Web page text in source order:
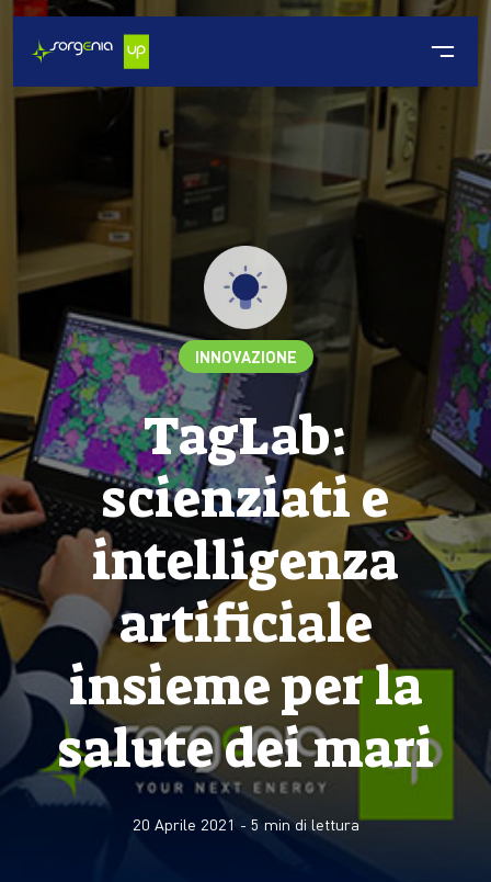
INNOVAZIONE
TagLab:
scienziati e
intelligenza
artificiale
insieme per la
salute dei mari
20 Aprile 2021 - 5 min di lettura